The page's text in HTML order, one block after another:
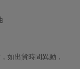
如出貨時間異動，